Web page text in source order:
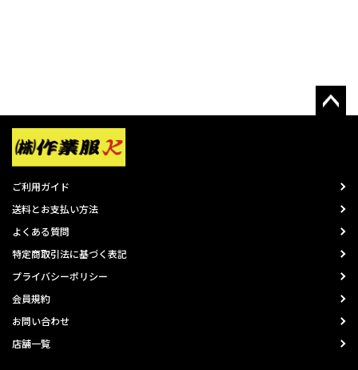
ご利用ガイド
送料とお支払い方法
よくある質問
特定商取引法に基づく表記
プライバシーポリシー
会員規約
お問い合わせ
店舗一覧